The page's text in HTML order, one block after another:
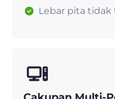
Lebar pita tidak